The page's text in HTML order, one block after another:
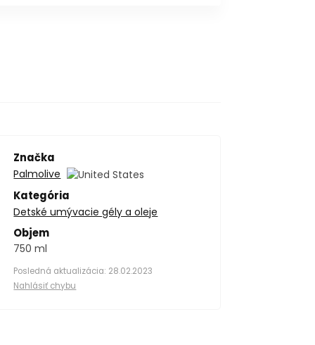
Značka
Palmolive
Kategória
Detské umývacie gély a oleje
Objem
750 ml
Posledná aktualizácia: 28.02.2023
Nahlásiť chybu